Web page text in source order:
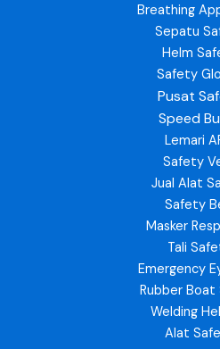
Breathing
Sepatu
Helm
Safety
Pusat
Speed
Lemari
Safety
Jual Alat
Safety
Masker
Tali
Emergency
Rubber
Welding
Alat